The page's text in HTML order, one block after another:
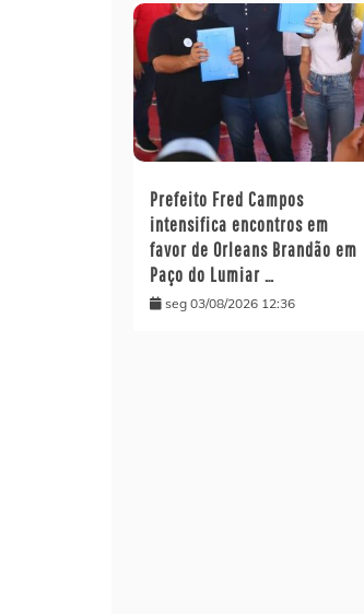
Prefeito Fred Campos
intensifica encontros em
favor de Orleans Brandão em
Paço do Lumiar …
seg 03/08/2026 12:36